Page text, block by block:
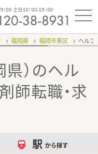
：00 土日10：00-19：00
福岡県 福岡市東区 ヘル
）のヘル
師転職・求
駅 から探す